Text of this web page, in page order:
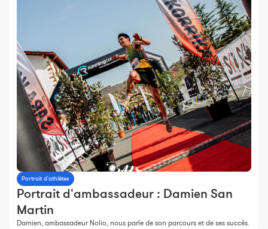
Portrait d'athlètes
Portrait d'ambassadeur : Damien San
Martin
Damien, ambassadeur Nolio, nous parle de son parcours et de ses succès.